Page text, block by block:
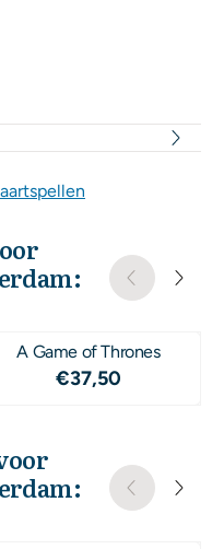
A Game of Thrones
Prijs: 37,50
€37,50